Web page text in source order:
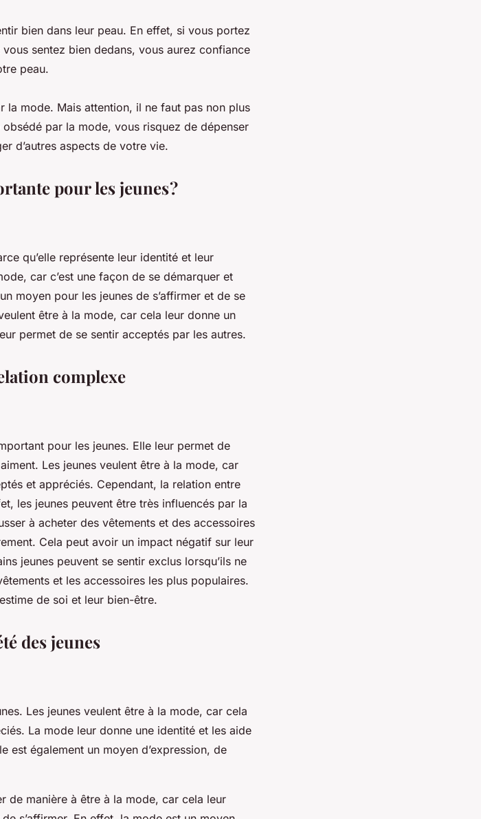
bien dans leur peau. En effet, si vous portez
sentez bien dedans, vous aurez confiance
peau.
la mode. Mais attention, il ne faut pas non plus
par la mode, vous risquez de dépenser
d’autres aspects de votre vie.
pour les jeunes ?
qu’elle représente leur identité et leur
car c’est une façon de se démarquer et
moyen pour les jeunes de s’affirmer et de se
être à la mode, car cela leur donne un
permet de se sentir acceptés par les autres.
complexe
pour les jeunes. Elle leur permet de
Les jeunes veulent être à la mode, car
et appréciés. Cependant, la relation entre
les jeunes peuvent être très influencés par la
à acheter des vêtements et des accessoires
Cela peut avoir un impact négatif sur leur
jeunes peuvent se sentir exclus lorsqu’ils ne
et les accessoires les plus populaires.
de soi et leur bien-être.
des jeunes
Les jeunes veulent être à la mode, car cela
La mode leur donne une identité et les aide
est également un moyen d’expression, de
de manière à être à la mode, car cela leur